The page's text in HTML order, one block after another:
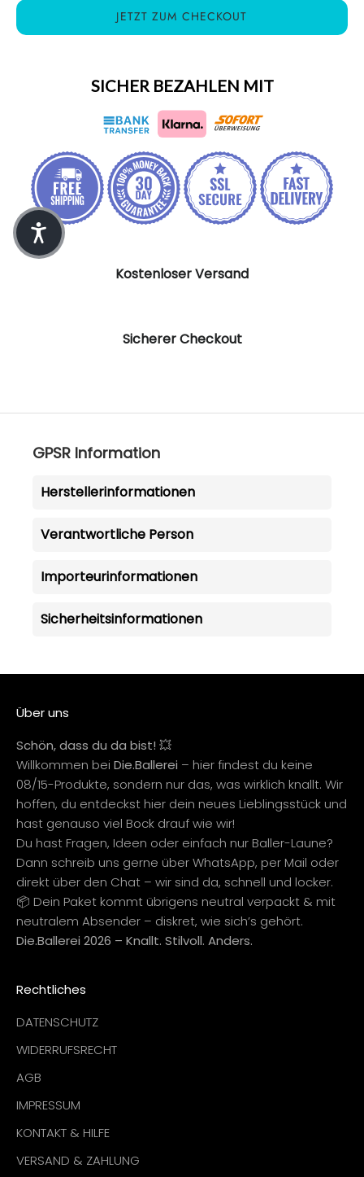
JETZT ZUM CHECKOUT
SICHER BEZAHLEN MIT
Kostenloser Versand
Sicherer Checkout
GPSR Information
Herstellerinformationen
Verantwortliche Person
Importeurinformationen
Sicherheitsinformationen
Über uns
Schön, dass du da bist! 💥
Willkommen bei Die.Ballerei – hier findest du keine
08/15-Produkte, sondern nur das, was wirklich knallt. Wir
hoffen, du entdeckst hier dein neues Lieblingsstück und
hast genauso viel Bock drauf wie wir!
Du hast Fragen, Ideen oder einfach nur Baller-Laune?
Dann schreib uns gerne über WhatsApp, per Mail oder
direkt über den Chat – wir sind da, schnell und locker.
📦 Dein Paket kommt übrigens neutral verpackt & mit
neutralem Absender – diskret, wie sich’s gehört.
Die.Ballerei 2026 – Knallt. Stilvoll. Anders.
Rechtliches
DATENSCHUTZ
WIDERRUFSRECHT
AGB
IMPRESSUM
KONTAKT & HILFE
VERSAND & ZAHLUNG